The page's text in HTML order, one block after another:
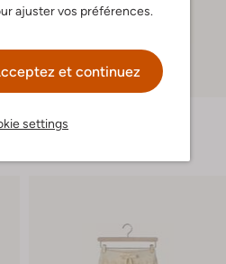
ajuster vos préférences.
et continuez
settings
Haut